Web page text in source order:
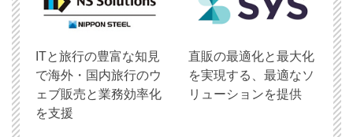
ITと旅行の豊富な知見
で海外・国内旅行のウ
ェブ販売と業務効率化
を支援
直販の最適化と最大化
を実現する、最適なソ
リューションを提供